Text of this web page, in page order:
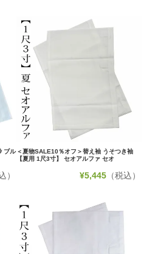
ブル
）
＜夏物SALE10％オフ＞替え袖 うそつき袖
【夏用 1尺3寸】 セオアルファ セオ
¥5,445（税込）